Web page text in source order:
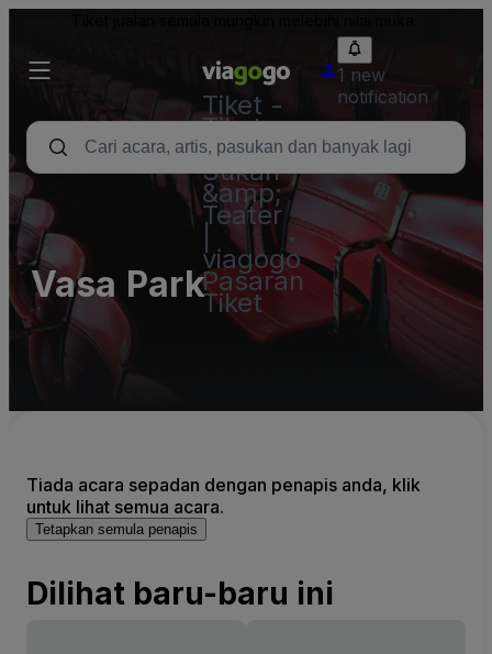
Tiket -
Tiket
Konsert,
Sukan
&amp;
Teater
viagogo
Pasaran
Tiket
1 new
notification
Vasa Park
Tiada acara sepadan dengan penapis anda, klik
untuk lihat semua acara.
Tetapkan semula penapis
Dilihat baru-baru ini